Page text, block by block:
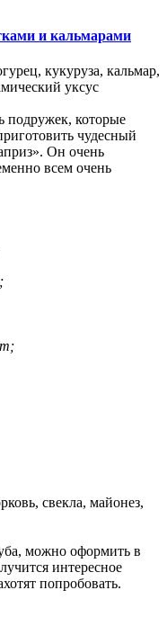
и кальмарами
кукуруза, кальмар,
уксус
подружек, которые
чудесный
Он очень
всем очень
свекла, майонез,
можно оформить в
интересное
попробовать.